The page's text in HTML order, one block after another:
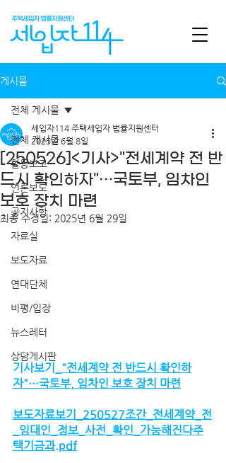
게시물
전체 게시물
활동보고
언론보도
공지사항
자료실
보도자료
연대단체
비평/입장
뉴스레터
상담게시판
전체 게시물
[250526]<기사>"전세계약 전 반
드시 확인하자"…국토부, 임차인
보호 장치 마련
세입자114 주택세입자 법률지원센터
2025년 6월 8일
최종 수정일: 2025년 6월 29일
기사보기_ "전세계약 전 반드시 확인하
자"…국토부, 임차인 보호 장치 마련
보도자료보기_ 250527조간_전세계약_전
_임대인_정보_사전_확인_가능해진다주
택기금과.pdf